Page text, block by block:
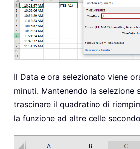
Il Data e ora selezionato viene
minuti. Mantenendo la selezione
trascinare il quadratino di
la funzione ad altre celle